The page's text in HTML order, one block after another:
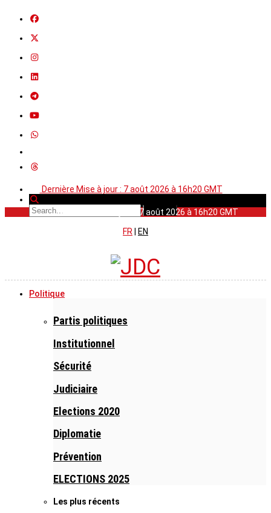
Dernière Mise à jour : 7 août 2026 à 16h20 GMT
Dernière Mise à jour : 7 août 2026 à 16h20 GMT
FR
EN
Politique
Partis politiques
Institutionnel
Sécurité
Judiciaire
Elections 2020
Diplomatie
Prévention
ELECTIONS 2025
Les plus récents